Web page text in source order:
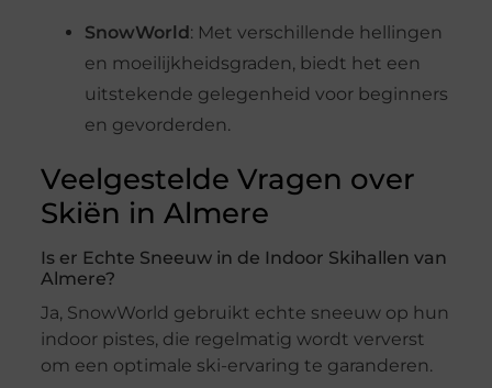
SnowWorld : Met verschillende hellingen
en moeilijkheidsgraden, biedt het een
uitstekende gelegenheid voor beginners
en gevorderden.
Veelgestelde Vragen over
Skiën in Almere
Is er Echte Sneeuw in de Indoor Skihallen van
Almere?
Ja, SnowWorld gebruikt echte sneeuw op hun
indoor pistes, die regelmatig wordt ververst
om een optimale ski-ervaring te garanderen.